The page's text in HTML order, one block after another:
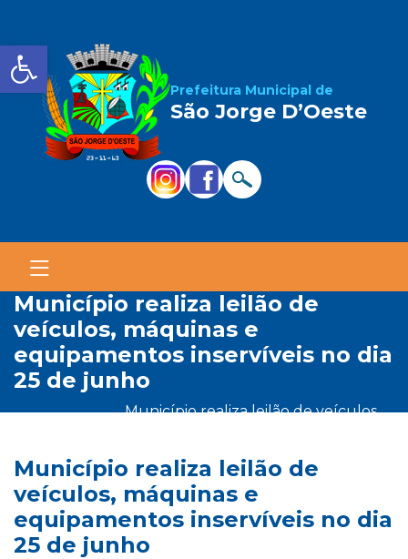
Barra de Ferramentas
Prefeitura Municipal de
São Jorge D’Oeste
município realiza leilão de
veículos, máquinas e
equipamentos inservíveis no dia
25 de junho
município realiza leilão de veículos,
inservíveis no dia 25 de junho
Município realiza leilão de
veículos, máquinas e
equipamentos inservíveis no dia
25 de junho